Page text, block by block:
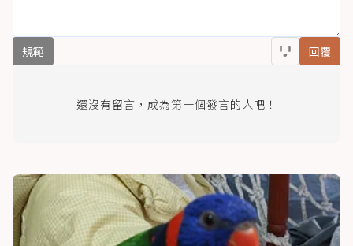
規範 回覆
還沒有留言，成為第一個發言的人吧！